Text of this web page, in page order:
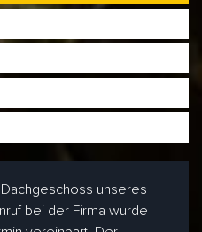
unseres
bei der Firma wurde